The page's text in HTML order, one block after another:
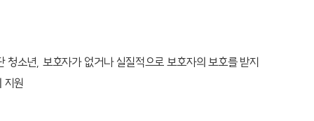
소년, 보호자가 없거나 실질적으로 보호자의 보호를 받지
지원